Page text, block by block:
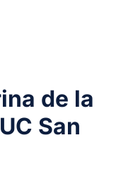
de la
San